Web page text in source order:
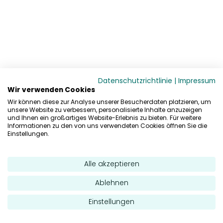
Datenschutzrichtlinie | Impressum
Wir verwenden Cookies
Wir können diese zur Analyse unserer Besucherdaten platzieren, um
unsere Website zu verbessern, personalisierte Inhalte anzuzeigen
und Ihnen ein großartiges Website-Erlebnis zu bieten. Für weitere
Informationen zu den von uns verwendeten Cookies öffnen Sie die
Einstellungen.
Alle akzeptieren
Ablehnen
Einstellungen